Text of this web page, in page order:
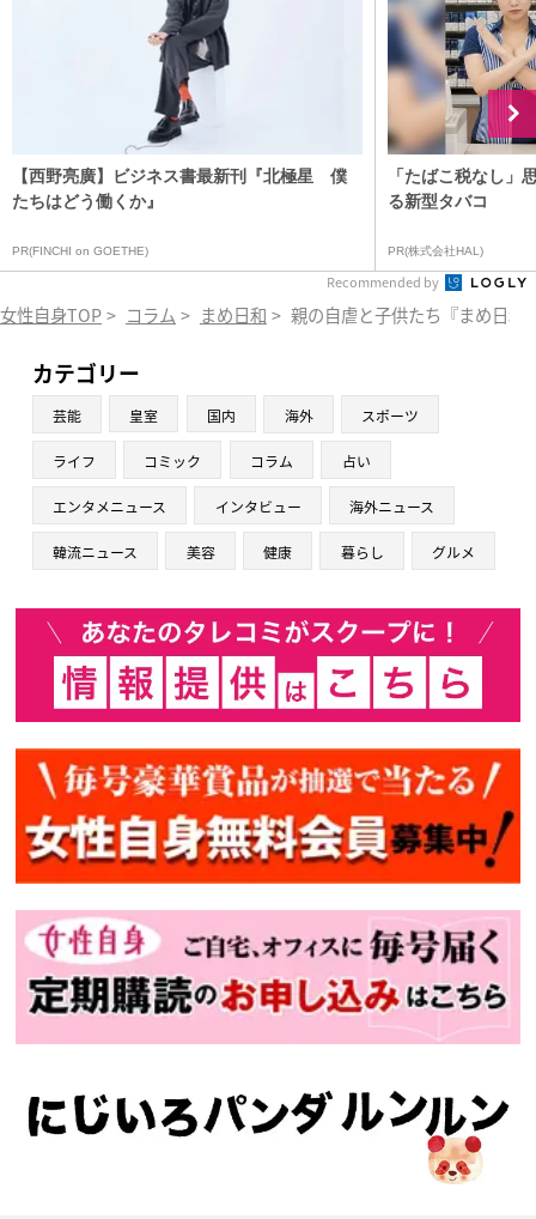
【西野亮廣】ビジネス書最新刊『北極星 僕
たちはどう働くか』
PR(FINCHI on GOETHE)
「たばこ税なし」
る新型タバコ
PR(株式会社HAL)
Recommended by
女性自身TOP > コラム > まめ日和 > 親の自虐と子供たち『まめ日和
カテゴリー
芸能 皇室 国内 海外 スポーツ
ライフ コミック コラム 占い
エンタメニュース インタビュー 海外ニュース
韓流ニュース 美容 健康 暮らし グルメ